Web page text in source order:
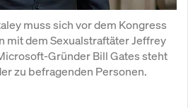
muss sich vor dem Kongress
mit dem Sexualstraftäter Jeffrey
Gründer Bill Gates steht
zu befragenden Personen.